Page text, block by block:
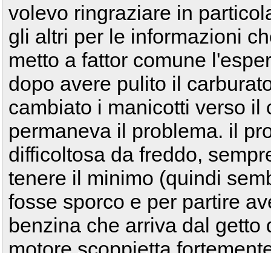
volevo ringraziare in
gli altri per le informazioni
metto a fattor comune
dopo avere pulito il
cambiato i manicotti verso il
permaneva il problema. il
difficoltosa da freddo,
tenere il minimo (quindi
fosse sporco e per partire
benzina che arriva dal